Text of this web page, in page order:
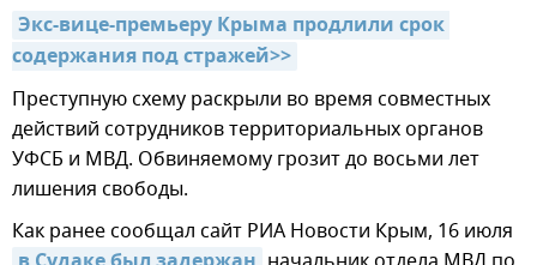
Экс-вице-премьеру Крыма продлили срок
содержания под стражей>>
Преступную схему раскрыли во время совместных
действий сотрудников территориальных органов
УФСБ и МВД. Обвиняемому грозит до восьми лет
лишения свободы.
Как ранее сообщал сайт РИА Новости Крым, 16 июля